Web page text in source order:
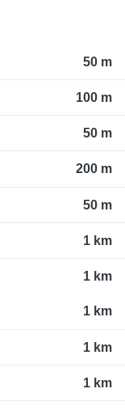
50 m
100 m
50 m
200 m
50 m
1 km
1 km
1 km
1 km
1 km